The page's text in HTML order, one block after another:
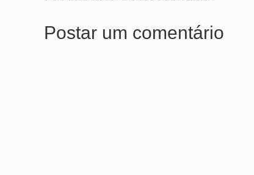
Postar um comentário